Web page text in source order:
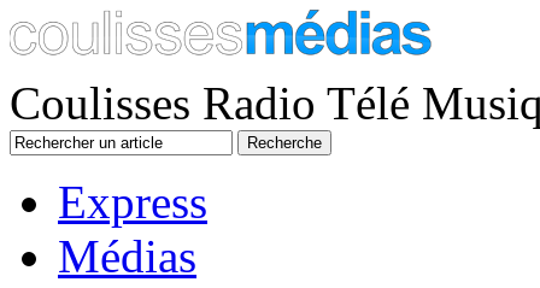
Coulisses Radio Télé
Express
Médias